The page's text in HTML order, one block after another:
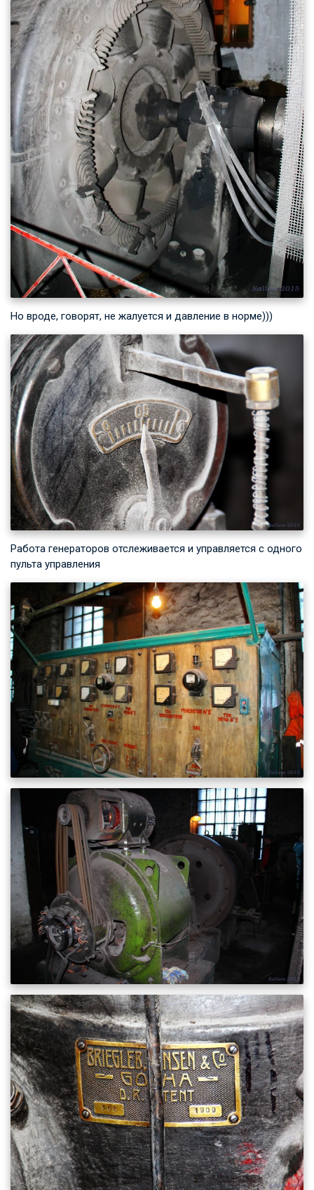
Но вроде, говорят, не жалуется и давление в норме)))
Работа генераторов отслеживается и управляется с одного
пульта управления